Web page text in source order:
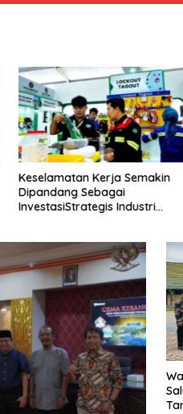
Keselamatan Kerja Semakin
Dipandang Sebagai
InvestasiStrategis Industri